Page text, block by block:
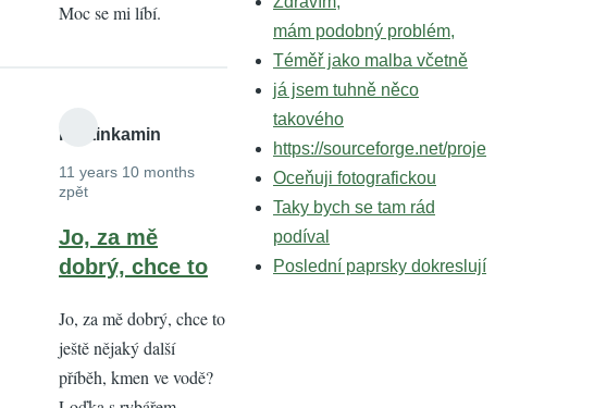
Moc se mi líbí.
martinkamin
11 years 10 months
zpět
Jo, za mě
dobrý, chce to
Jo, za mě dobrý, chce to
ještě nějaký další
příběh, kmen ve vodě?
mám podobný problém,
Téměř jako malba včetně
já jsem tuhně něco
takového
https://sourceforge.net/proje
Oceňuji fotografickou
Taky bych se tam rád
podíval
Poslední paprsky dokreslují